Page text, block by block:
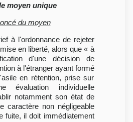
moyen unique
du moyen
à l'ordonnance de rejeter
en liberté, alors que « à
d'une décision de
à l'étranger ayant formé
en rétention, prise sur
évaluation individuelle
notamment son état de
caractère non négligeable
fuite, il doit immédiatement